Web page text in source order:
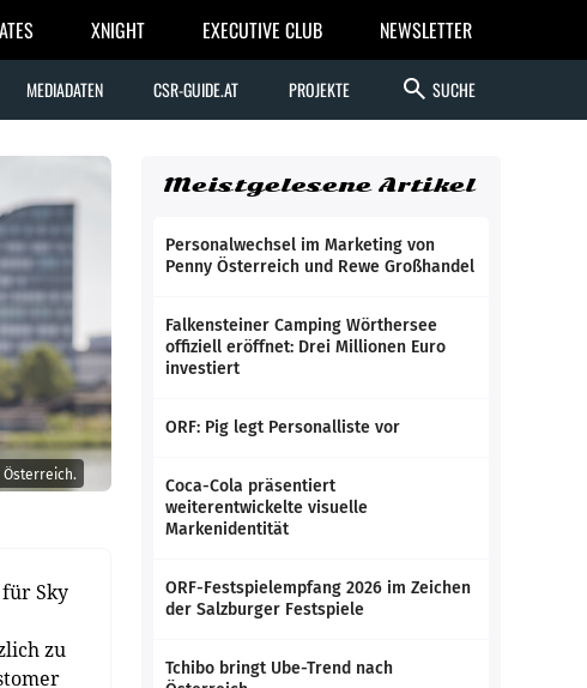
XNIGHT EXECUTIVE CLUB NEWSLETTER
MEDIADATEN CSR-GUIDE.AT PROJEKTE search SUCHE
Österreich.
Sky
zu
Meistgelesene Artikel
Personalwechsel im Marketing von
Penny Österreich und Rewe Großhandel
Falkensteiner Camping Wörthersee
offiziell eröffnet: Drei Millionen Euro
investiert
ORF: Pig legt Personalliste vor
Coca-Cola präsentiert
weiterentwickelte visuelle
Markenidentität
ORF-Festspielempfang 2026 im Zeichen
der Salzburger Festspiele
Tchibo bringt Ube-Trend nach